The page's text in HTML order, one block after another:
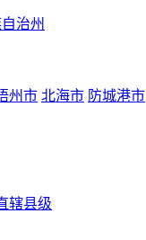
治州
州市 北海市 防城港市
辖县级